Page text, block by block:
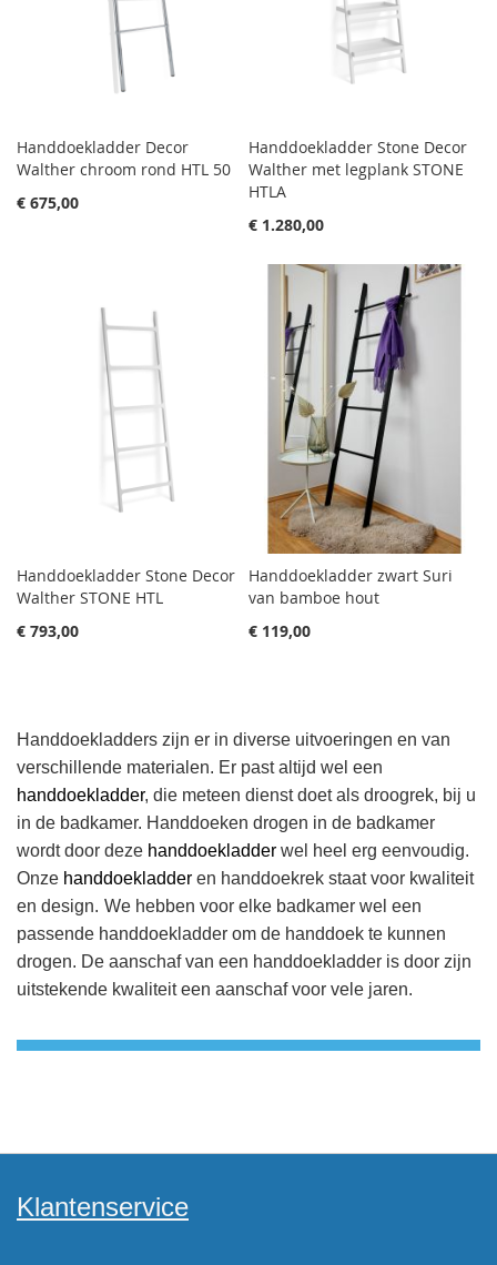
Handdoekladder Decor
Walther chroom rond HTL 50
€ 675,00
Handdoekladder Stone Decor
Walther met legplank STONE
HTLA
€ 1.280,00
Handdoekladder Stone Decor
Walther STONE HTL
€ 793,00
Handdoekladder zwart Suri
van bamboe hout
€ 119,00
Handdoekladders zijn er in diverse uitvoeringen en van
verschillende materialen. Er past altijd wel een
handdoekladder, die meteen dienst doet als droogrek, bij u
in de badkamer. Handdoeken drogen in de badkamer
wordt door deze handdoekladder wel heel erg eenvoudig.
Onze handdoekladder en handdoekrek staat voor kwaliteit
en design. We hebben voor elke badkamer wel een
passende handdoekladder om de handdoek te kunnen
drogen. De aanschaf van een handdoekladder is door zijn
uitstekende kwaliteit een aanschaf voor vele jaren.
Klantenservice